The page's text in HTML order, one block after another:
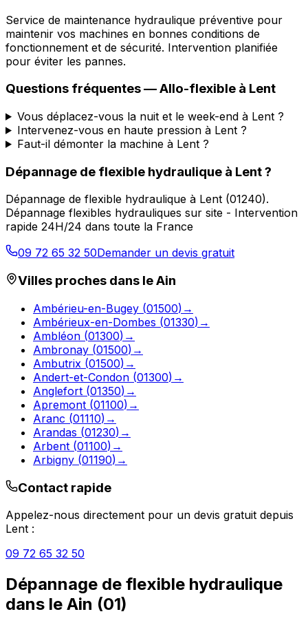
Service de maintenance hydraulique préventive pour
maintenir vos machines en bonnes conditions de
fonctionnement et de sécurité. Intervention planifiée
pour éviter les pannes.
Questions fréquentes —Allo-flexible à Lent
Vous déplacez-vous la nuit et le week-end à Lent ?
Intervenez-vous en haute pression à Lent ?
Faut-il démonter la machine à Lent ?
Dépannage de flexible hydraulique à Lent?
Dépannage de flexible hydraulique à Lent (01240).
Dépannage flexibles hydrauliques sur site - Intervention
rapide 24H/24 dans toute la France
09 72 65 32 50Demander un devis gratuit
Villes proches dans leAin
Ambérieu-en-Bugey (01500) →
Ambérieux-en-Dombes (01330) →
Ambléon (01300) →
Ambronay (01500) →
Ambutrix (01500) →
Andert-et-Condon (01300) →
Anglefort (01350) →
Apremont (01100) →
Aranc (01110) →
Arandas (01230) →
Arbent (01100) →
Arbigny (01190) →
Contact rapide
Appelez-nous directement pour un devis gratuit depuis
Lent :
09 72 65 32 50
Dépannage de flexible hydraulique
dans le Ain (01)